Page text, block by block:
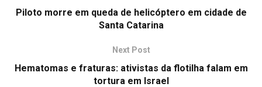
Piloto morre em queda de helicóptero em cidade de
Santa Catarina
Next Post
Hematomas e fraturas: ativistas da flotilha falam em
tortura em Israel